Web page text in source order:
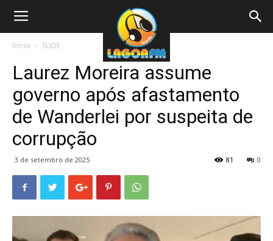
Início SLIDE
Laurez Moreira assume
governo após afastamento
de Wanderlei por suspeita de
corrupção
3 de setembro de 2025 0
81